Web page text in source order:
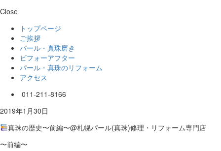
Close
トップページ
ご挨拶
パール・真珠磨き
ビフォーアフター
パール・真珠のリフォーム
アクセス
011-211-8166
2019年1月30日
真珠の歴史〜前編〜@札幌パール(真珠)修理・リフォーム専門店
〜前編〜